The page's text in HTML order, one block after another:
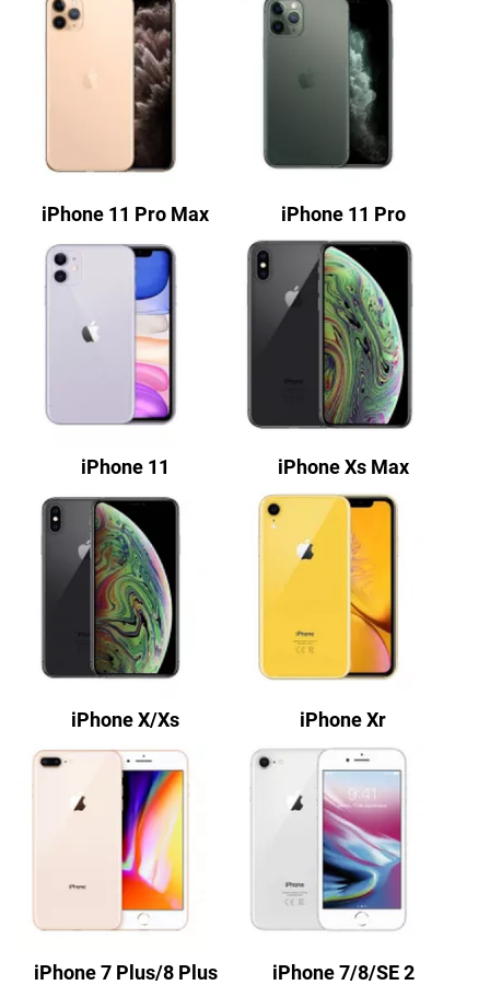
iPhone 11 Pro Max iPhone 11 Pro
iPhone 11 iPhone Xs Max
iPhone X/Xs iPhone Xr
iPhone 7 Plus/8 Plus iPhone 7/8/SE 2